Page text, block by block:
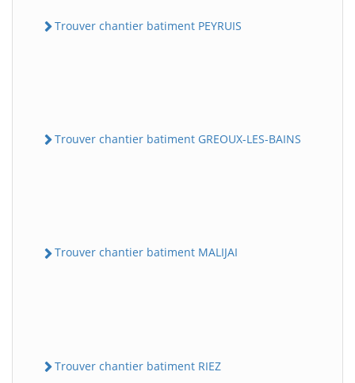
Trouver chantier batiment PEYRUIS
Trouver chantier batiment GREOUX-LES-BAINS
Trouver chantier batiment MALIJAI
Trouver chantier batiment RIEZ